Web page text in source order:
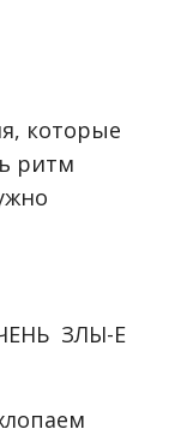
которые
ритм
ЗЛЫ-Е